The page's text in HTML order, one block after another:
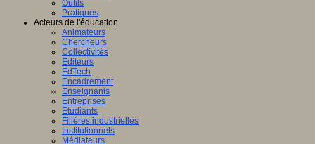
Outils
Pratiques
Acteurs de l'éducation
Animateurs
Chercheurs
Collectivités
Editeurs
EdTech
Encadrement
Enseignants
Entreprises
Etudiants
Filières industrielles
Institutionnels
Médiateurs